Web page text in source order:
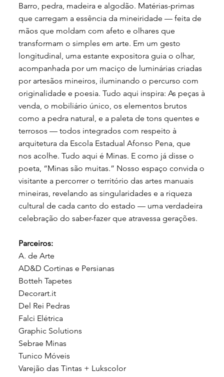
Barro, pedra, madeira e algodão. Matérias-primas
que carregam a essência da mineiridade — feita de
mãos que moldam com afeto e olhares que
transformam o simples em arte. Em um gesto
longitudinal, uma estante expositora guia o olhar,
acompanhada por um maciço de luminárias criadas
por artesãos mineiros, iluminando o percurso com
originalidade e poesia. Tudo aqui inspira: As peças à
venda, o mobiliário único, os elementos brutos
como a pedra natural, e a paleta de tons quentes e
terrosos — todos integrados com respeito à
arquitetura da Escola Estadual Afonso Pena, que
nos acolhe. Tudo aqui é Minas. E como já disse o
poeta, “Minas são muitas.” Nosso espaço convida o
visitante a percorrer o território das artes manuais
mineiras, revelando as singularidades e a riqueza
cultural de cada canto do estado — uma verdadeira
celebração do saber-fazer que atravessa gerações.
Parceiros:
A. de Arte
AD&D Cortinas e Persianas
Botteh Tapetes
Decorart.it
Del Rei Pedras
Falci Elétrica
Graphic Solutions
Sebrae Minas
Tunico Móveis
Varejão das Tintas + Lukscolor